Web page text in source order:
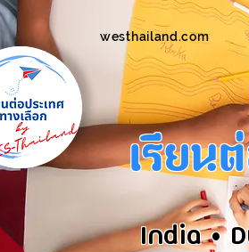
westhailand.com
เรียน
India •